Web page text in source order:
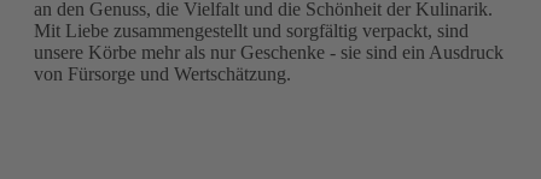
an den Genuss, die Vielfalt und die Schönheit der Kulinarik.
Mit Liebe zusammengestellt und sorgfältig verpackt, sind
unsere Körbe mehr als nur Geschenke - sie sind ein Ausdruck
von Fürsorge und Wertschätzung.